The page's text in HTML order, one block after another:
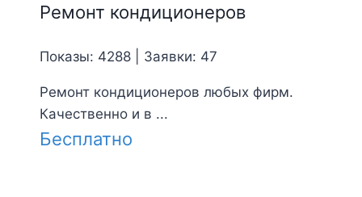
Ремонт кондиционеров
Показы: 4288 | Заявки: 47
Ремонт кондиционеров любых фирм.
Качественно и в ...
Бесплатно